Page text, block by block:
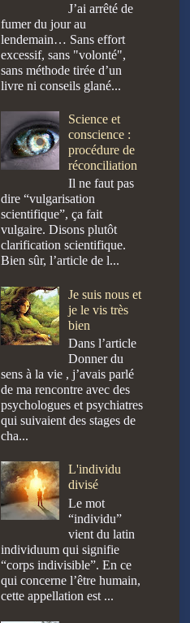
J’ai arrêté de
fumer du jour au
lendemain… Sans effort
excessif, sans "volonté",
sans méthode tirée d’un
livre ni conseils glané...
Science et
conscience :
procédure de
réconciliation
Il ne faut pas
dire “vulgarisation
scientifique”, ça fait
vulgaire. Disons plutôt
clarification scientifique.
Bien sûr, l’article de l...
Je suis nous et
je le vis très
bien
Dans l’article
Donner du
sens à la vie , j’avais parlé
de ma rencontre avec des
psychologues et psychiatres
qui suivaient des stages de
cha...
L'individu
divisé
Le mot
“individu”
vient du latin
individuum qui signifie
“corps indivisible”. En ce
qui concerne l’être humain,
cette appellation est ...